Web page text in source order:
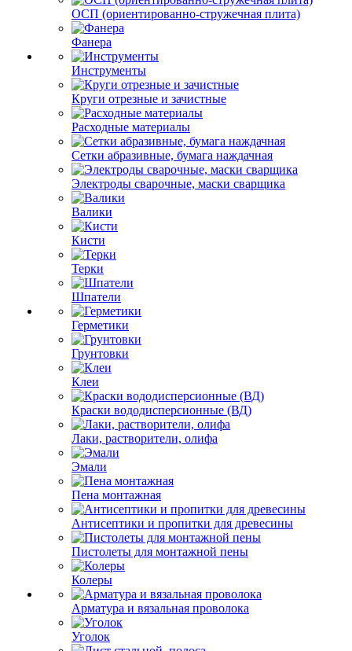
ОСП (ориентированно-стружечная плита)
Фанера
Инструменты
Круги отрезные и зачистные
Расходные материалы
Сетки абразивные, бумага наждачная
Электроды сварочные, маски сварщика
Валики
Кисти
Терки
Шпатели
Герметики
Грунтовки
Клеи
Краски вододисперсионные (ВД)
Лаки, растворители, олифа
Эмали
Пена монтажная
Антисептики и пропитки для древесины
Пистолеты для монтажной пены
Колеры
Арматура и вязальная проволока
Уголок